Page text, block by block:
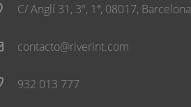
C/ Anglí 31, 3º, 1ª, 08017, Barcelona
contacto@riverint.com
932 013 777